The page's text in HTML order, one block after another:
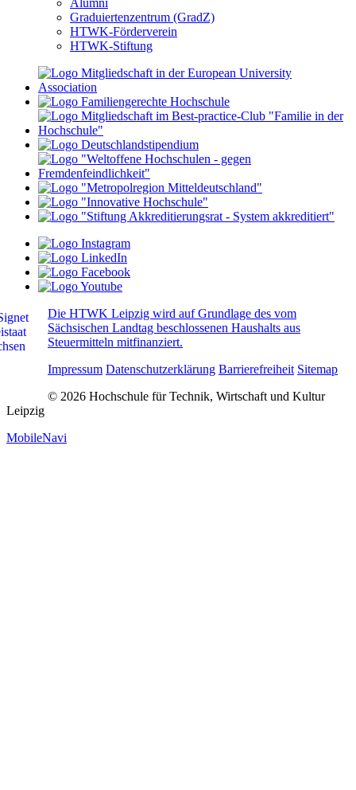
Alumni
Graduiertenzentrum (GradZ)
HTWK-Förderverein
HTWK-Stiftung
Die HTWK Leipzig wird auf Grundlage des vom
Sächsischen Landtag beschlossenen Haushalts aus
Steuermitteln mitfinanziert.
Impressum Datenschutzerklärung Barrierefreiheit Sitemap
© 2026 Hochschule für Technik, Wirtschaft und Kultur
Leipzig
MobileNavi